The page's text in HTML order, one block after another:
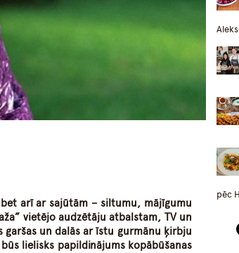
arī ar sajūtām – siltumu, mājīgumu
vietējo audzētāju atbalstam, TV un
garšas un dalās ar īstu gurmānu ķirbju
lielisks papildinājums kopābūšanas
pēc